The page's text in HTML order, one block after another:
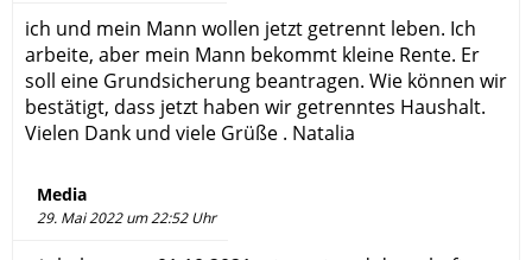
ich und mein Mann wollen jetzt getrennt leben. Ich
arbeite, aber mein Mann bekommt kleine Rente. Er
soll eine Grundsicherung beantragen. Wie können wir
bestätigt, dass jetzt haben wir getrenntes Haushalt.
Vielen Dank und viele Grüße . Natalia
Media
29. Mai 2022 um 22:52 Uhr